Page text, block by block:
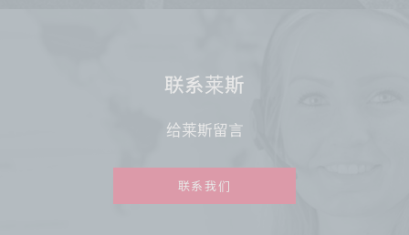
联系莱斯
给莱斯留言
联系我们